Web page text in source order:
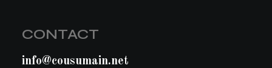
CONTACT
info@cousumain.net